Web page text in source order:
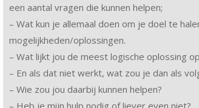
een aantal vragen die kunnen helpen;
– Wat kun je allemaal doen om je doel te
mogelijkheden/oplossingen.
– Wat lijkt jou de meest logische oplossing
– En als dat niet werkt, wat zou je dan als
– Wie zou jou daarbij kunnen helpen?
– Heb je mijn hulp nodig of liever even niet?